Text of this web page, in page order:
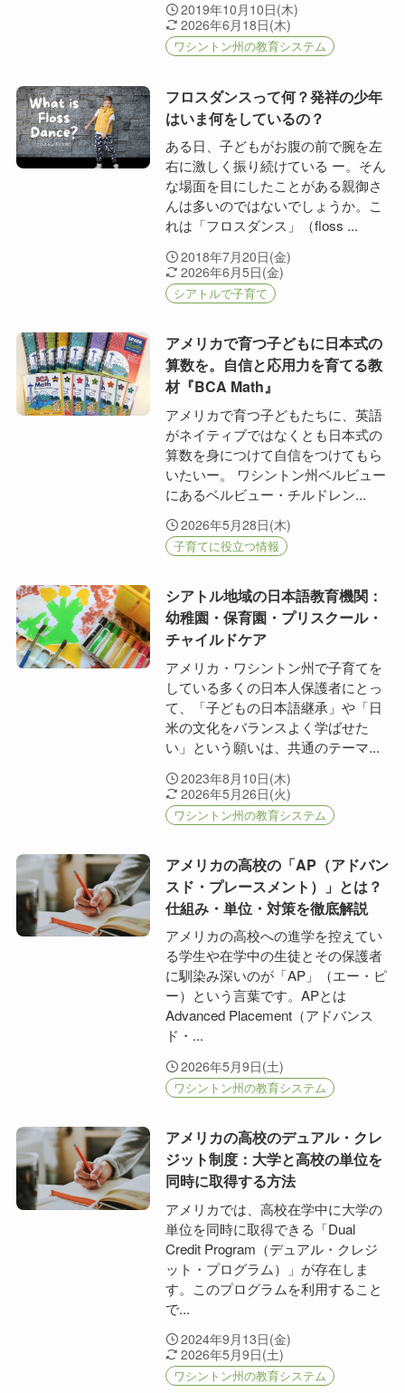
2019年10月10日(木)
2026年6月18日(木)
ワシントン州の教育システム
フロスダンスって何？発祥の少年
はいま何をしているの？
ある日、子どもがお腹の前で腕を左
右に激しく振り続けている ー。そん
な場面を目にしたことがある親御さ
んは多いのではないでしょうか。こ
れは「フロスダンス」（floss ...
2018年7月20日(金)
2026年6月5日(金)
シアトルで子育て
アメリカで育つ子どもに日本式の
算数を。自信と応用力を育てる教
材『BCA Math』
アメリカで育つ子どもたちに、英語
がネイティブではなくとも日本式の
算数を身につけて自信をつけてもら
いたいー。 ワシントン州ベルビュー
にあるベルビュー・チルドレン...
2026年5月28日(木)
子育てに役立つ情報
シアトル地域の日本語教育機関：
幼稚園・保育園・プリスクール・
チャイルドケア
アメリカ・ワシントン州で子育てを
している多くの日本人保護者にとっ
て、「子どもの日本語継承」や「日
米の文化をバランスよく学ばせた
い」という願いは、共通のテーマ...
2023年8月10日(木)
2026年5月26日(火)
ワシントン州の教育システム
アメリカの高校の「AP（アドバン
スド・プレースメント）」とは？
仕組み・単位・対策を徹底解説
アメリカの高校への進学を控えてい
る学生や在学中の生徒とその保護者
に馴染み深いのが「AP」（エー・ピ
ー）という言葉です。APとは
Advanced Placement（アドバンス
ド・...
2026年5月9日(土)
ワシントン州の教育システム
アメリカの高校のデュアル・クレ
ジット制度：大学と高校の単位を
同時に取得する方法
アメリカでは、高校在学中に大学の
単位を同時に取得できる「Dual
Credit Program（デュアル・クレジ
ット・プログラム）」が存在しま
す。このプログラムを利用すること
で...
2024年9月13日(金)
2026年5月9日(土)
ワシントン州の教育システム